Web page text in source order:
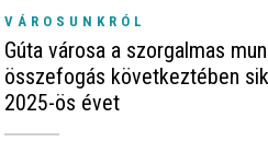
VÁROSUNKRÓL
Gúta városa a szorgalmas
összefogás következtében
2025-ös évet